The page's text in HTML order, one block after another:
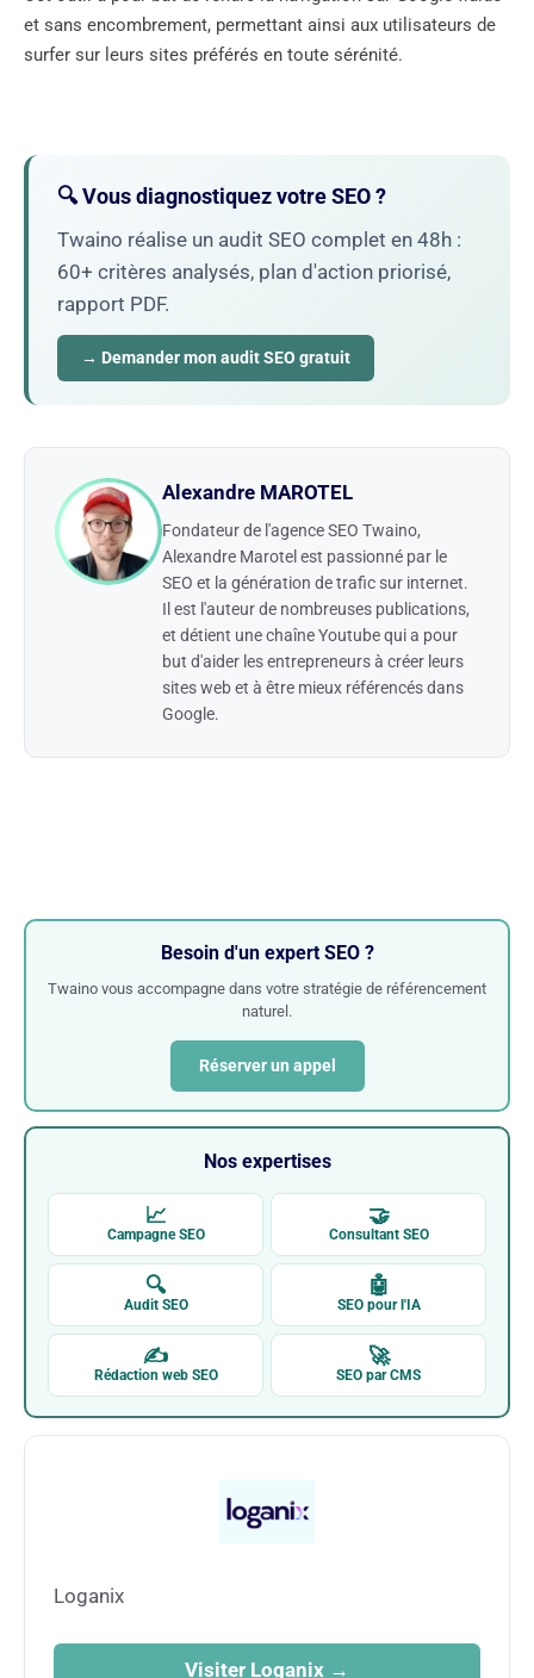
et sans encombrement, permettant ainsi aux utilisateurs de
surfer sur leurs sites préférés en toute sérénité.
🔍 Vous diagnostiquez votre SEO ?
Twaino réalise un audit SEO complet en 48h :
60+ critères analysés, plan d'action priorisé,
rapport PDF.
→ Demander mon audit SEO gratuit
Alexandre MAROTEL
Fondateur de l'agence SEO Twaino,
Alexandre Marotel est passionné par le
SEO et la génération de trafic sur internet.
Il est l'auteur de nombreuses publications,
et détient une chaîne Youtube qui a pour
but d'aider les entrepreneurs à créer leurs
sites web et à être mieux référencés dans
Google.
Besoin d'un expert SEO ?
Twaino vous accompagne dans votre stratégie de référencement
naturel.
Réserver un appel
Nos expertises
📈
Campagne SEO
🤝
Consultant SEO
🔍
Audit SEO
🤖
SEO pour l'IA
✍
Rédaction web SEO
🚀
SEO par CMS
Loganix
Visiter Loganix →